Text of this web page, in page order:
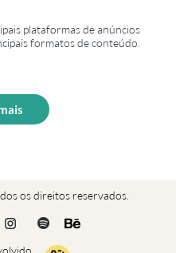
plataformas de anúncios
formatos de conteúdo.
os direitos reservados.